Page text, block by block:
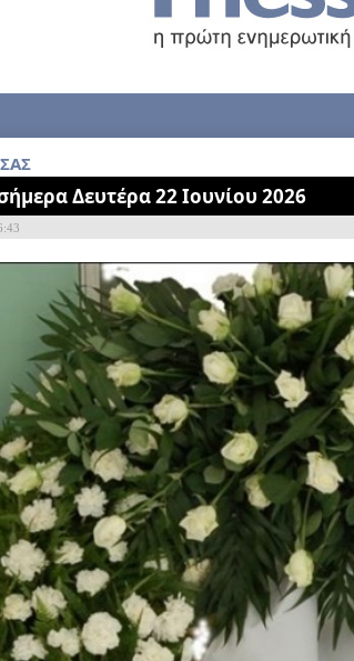
Δευτέρα 22 Ιουνίου 2026